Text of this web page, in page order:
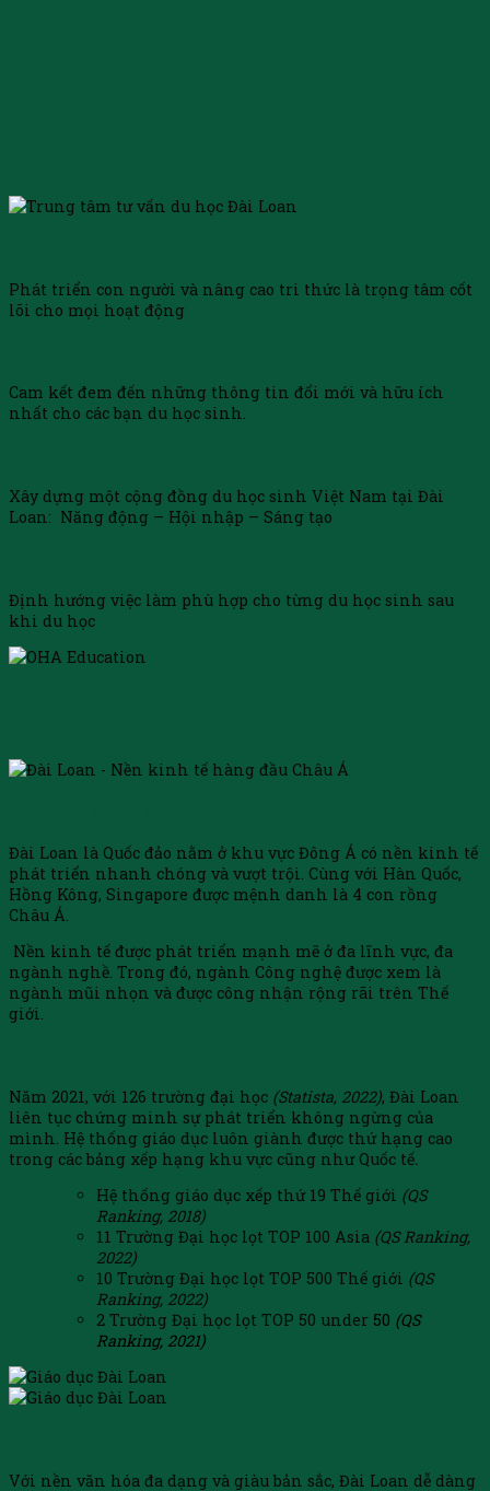
Phát triển con người và nâng cao tri thức là trọng tâm cốt
lõi cho mọi hoạt động
Cam kết đem đến những thông tin đổi mới và hữu ích
nhất cho các bạn du học sinh.
Xây dựng một cộng đồng du học sinh Việt Nam tại Đài
Loan: Năng động – Hội nhập – Sáng tạo
Định hướng việc làm phù hợp cho từng du học sinh sau
khi du học
Đài Loan là Quốc đảo nằm ở khu vực Đông Á có nền kinh tế
phát triển nhanh chóng và vượt trội. Cùng với Hàn Quốc,
Hồng Kông, Singapore được mệnh danh là 4 con rồng
Châu Á.
Nền kinh tế được phát triển mạnh mẽ ở đa lĩnh vực, đa
ngành nghề. Trong đó, ngành Công nghệ được xem là
ngành mũi nhọn và được công nhận rộng rãi trên Thế
giới.
Năm 2021, với 126 trường đại học (Statista, 2022), Đài Loan
liên tục chứng minh sự phát triển không ngừng của
mình. Hệ thống giáo dục luôn giành được thứ hạng cao
trong các bảng xếp hạng khu vực cũng như Quốc tế
Hệ thống giáo dục xếp thứ 19 Thế giới (QS
Ranking, 2018)
11 Trường Đại học lọt TOP 100 Asia (QS Ranking,
2022)
10 Trường Đại học lọt TOP 500 Thế giới (QS
Ranking, 2022)
2 Trường Đại học lọt TOP 50 under 50 (QS
Ranking, 2021)
Với nền văn hóa đa dạng và giàu bản sắc, Đài Loan dễ dàng